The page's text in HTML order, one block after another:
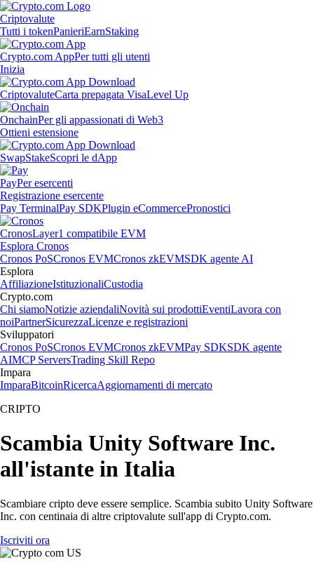
Criptovalute
Tutti i tokenPanieriEarnStaking
Crypto.com AppPer tutti gli utenti
Inizia
CriptovaluteCarta prepagata VisaLevel Up
OnchainPer gli appassionati di Web3
Ottieni estensione
SwapStakeScopri le dApp
PayPer esercenti
Registrazione esercente
Pay TerminalPay SDKPlugin eCommercePronostici
CronosLayer1 compatibile EVM
Esplora Cronos
Cronos PoSCronos EVMCronos zkEVMSDK agente AI
Esplora
AffiliazioneIstituzionaliCustodia
Crypto.com
Chi siamoNotizie aziendaliNovità sui prodottiEventiLavora con
noiPartnerSicurezzaLicenze e registrazioni
Sviluppatori
Cronos PoSCronos EVMCronos zkEVMPay SDKSDK agente
AIMCP ServersTrading Skill Repo
Impara
ImparaBitcoinRicercaAggiornamenti di mercato
CRIPTO
Scambia Unity Software Inc.
all'istante in Italia
Scambiare cripto deve essere semplice. Scambia subito Unity Software
Inc. con centinaia di altre criptovalute sull'app di Crypto.com.
Iscriviti ora